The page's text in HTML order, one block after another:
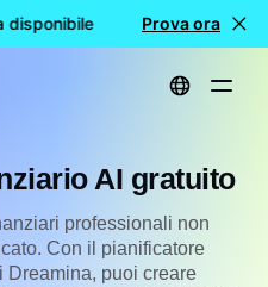
🎉 Nuovo
Prova ora
gratuito basato su AI
AI gratuito
professionali non
Con il pianificatore
Dreamina, puoi creare